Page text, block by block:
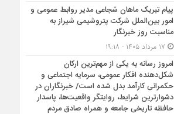
پیام تبریک ماهان شجاعی مدیر روابط عمومی و
امور بین‌الملل شرکت پتروشیمی شیراز به
مناسبت روز خبرنگار
امروز رسانه به یکی از مهم‌ترین ارکان
شکل‌دهنده افکار عمومی، سرمایه اجتماعی و
حکمرانی کارآمد بدل شده است/ خبرنگاران در
دشوارترین شرایط، روایتگر واقعیت‌ها، پاسدار
حافظه تاریخی جامعه و همراه صادق مردم